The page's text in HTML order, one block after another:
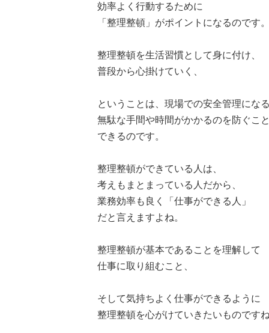
効率よく行動するために
「整理整頓」がポイントになるのです。
整理整頓を生活習慣として身に付け、
普段から心掛けていく、
ということは、現場での安全管理にな
無駄な手間や時間がかかるのを防ぐこ
できるのです。
整理整頓ができている人は、
考えもまとまっている人だから、
業務効率も良く「仕事ができる人」
だと言えますよね。
整理整頓が基本であることを理解して
仕事に取り組むこと、
そして気持ちよく仕事ができるように
整理整頓を心がけていきたいものですね